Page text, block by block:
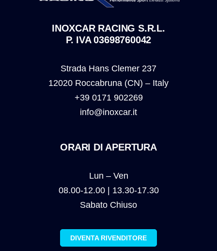
INOXCAR RACING S.R.L.
P. IVA 03698760042
Strada Hans Clemer 237
12020 Roccabruna (CN) – Italy
+39 0171 902269
info@inoxcar.it
ORARI DI APERTURA
Lun – Ven
08.00-12.00 | 13.30-17.30
Sabato Chiuso
DIVENTA RIVENDITORE